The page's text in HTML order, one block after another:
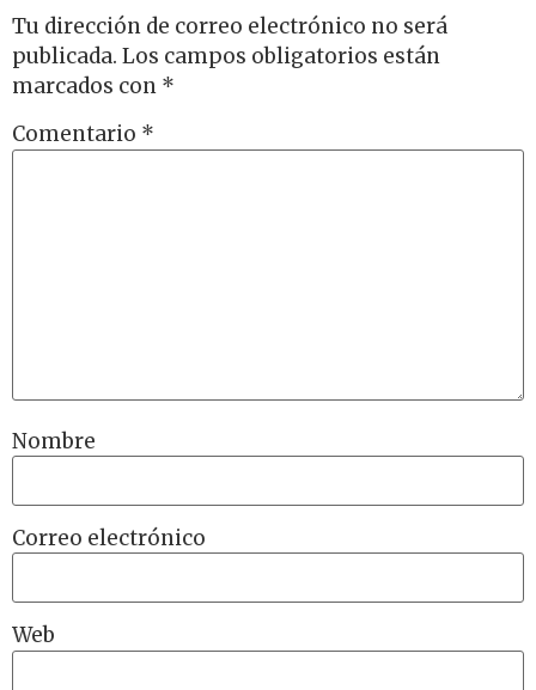
Tu dirección de correo electrónico no será
publicada. Los campos obligatorios están
marcados con *
Comentario *
Nombre
Correo electrónico
Web